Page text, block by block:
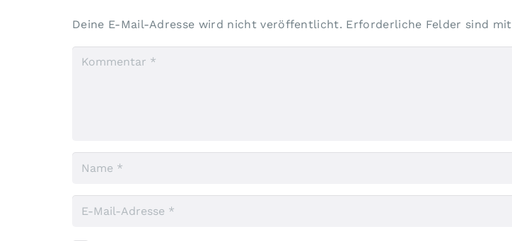
Deine E-Mail-Adresse wird nicht veröffentlicht. Erforderliche Felder sind mit